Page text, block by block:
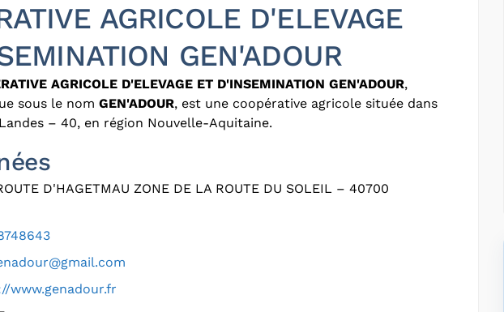
AGRICOLE D'ELEVAGE
GEN'ADOUR
AGRICOLE D'ELEVAGE ET D'INSEMINATION GEN'ADOUR,
sous le nom GEN'ADOUR, est une coopérative agricole située dans
– 40, en région Nouvelle-Aquitaine.
D'HAGETMAU ZONE DE LA ROUTE DU SOLEIL – 40700
www.genadour.fr